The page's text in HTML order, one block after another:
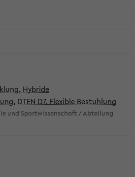
Hybride
DTEN D7, Flexible Bestuhlung
und Sportwissenschaft / Abteilung